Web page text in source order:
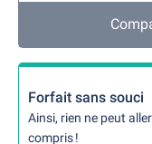
Forfait sans souci
Ainsi, rien ne peut
compris !